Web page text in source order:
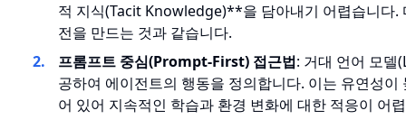
적 지식(Tacit Knowledge)**을 담아내기 어렵습니다.
전을 만드는 것과 같습니다.
프롬프트 중심(Prompt-First) 접근법: 거대 언어 모델
공하여 에이전트의 행동을 정의합니다. 이는 유연성
어 있어 지속적인 학습과 환경 변화에 대한 적응이 어